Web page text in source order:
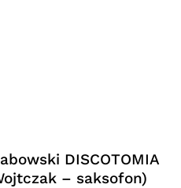
DISCOTOMIA
– saksofon)